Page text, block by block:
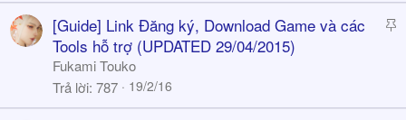
yS
k
[Guide] Link Đăng ký, Download Game và các
Tools hỗ trợ (UPDATED 29/04/2015)
Fukami Touko
Trả lời 787 19/2/16